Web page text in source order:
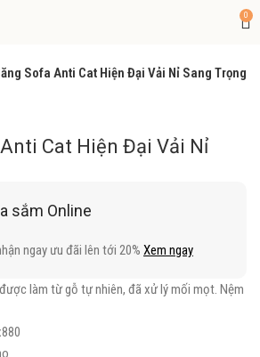
0
Sofa Anti Cat Hiện Đại Vải Nỉ Sang Trọng
Cat Hiện Đại Vải Nỉ
sắm Online
ngay ưu đãi lên tới 20%Xem ngay
làm từ gỗ tự nhiên, đã xử lý mối mọt. Nệm